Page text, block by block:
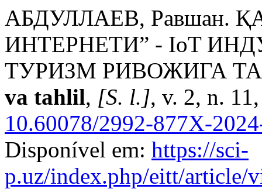
АБДУЛЛАЕВ, Равшан.
ИНТЕРНЕТИ” - IoT
ТУРИЗМ РИВОЖИГА
va tahlil, [S. l.], v. 2, n.
10.60078/2992-877X-
Disponível em: https://sci-
p.uz/index.php/eitt/article/